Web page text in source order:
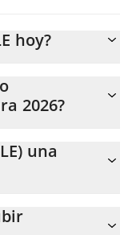
hoy?
2026?
una
a menudo lo están,